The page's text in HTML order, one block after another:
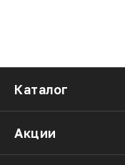
Каталог
Акции